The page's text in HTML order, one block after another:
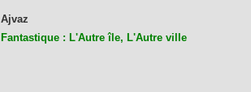
Ajvaz
Fantastique : L'Autre île, L'Autre ville